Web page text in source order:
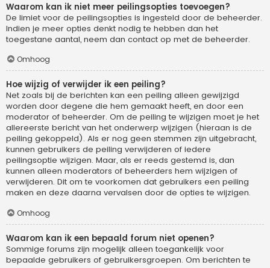
Waarom kan ik niet meer peilingsopties toevoegen?
De limiet voor de peilingsopties is ingesteld door de beheerder.
Indien je meer opties denkt nodig te hebben dan het
toegestane aantal, neem dan contact op met de beheerder.
Omhoog
Hoe wijzig of verwijder ik een peiling?
Net zoals bij de berichten kan een peiling alleen gewijzigd
worden door degene die hem gemaakt heeft, en door een
moderator of beheerder. Om de peiling te wijzigen moet je het
allereerste bericht van het onderwerp wijzigen (hieraan is de
peiling gekoppeld). Als er nog geen stemmen zijn uitgebracht,
kunnen gebruikers de peiling verwijderen of iedere
peilingsoptie wijzigen. Maar, als er reeds gestemd is, dan
kunnen alleen moderators of beheerders hem wijzigen of
verwijderen. Dit om te voorkomen dat gebruikers een peiling
maken en deze daarna vervalsen door de opties te wijzigen.
Omhoog
Waarom kan ik een bepaald forum niet openen?
Sommige forums zijn mogelijk alleen toegankelijk voor
bepaalde gebruikers of gebruikersgroepen. Om berichten te